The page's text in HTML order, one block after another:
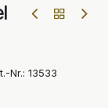
Nr.: 13533